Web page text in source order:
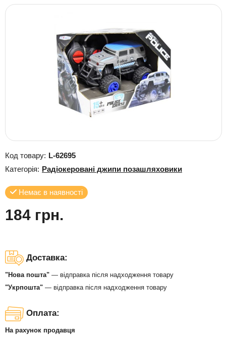
Код товару: L-62695
Категорія: Радіокеровані джипи позашляховики
Немає в наявності
184 грн.
Доставка:
"Нова пошта" — відправка після надходження товару
"Укрпошта" — відправка після надходження товару
Оплата:
На рахунок продавця